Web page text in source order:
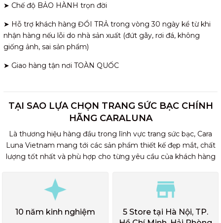
➤ Chế độ BẢO HÀNH trọn đời
➤ Hỗ trợ khách hàng ĐỔI TRẢ trong vòng 30 ngày kể từ khi
nhận hàng nếu lỗi do nhà sản xuất (đứt gãy, rơi đá, không
giống ảnh, sai sản phẩm)
➤ Giao hàng tận nơi TOÀN QUỐC
TẠI SAO LỰA CHỌN TRANG SỨC BẠC CHÍNH
HÃNG CARALUNA
Là thương hiệu hàng đầu trong lĩnh vực trang sức bạc, Cara
Luna Vietnam mang tới các sản phẩm thiết kế đẹp mắt, chất
lượng tốt nhất và phù hợp cho từng yêu cầu của khách hàng
10 năm kinh nghiệm
5 Store tại Hà Nội, TP.